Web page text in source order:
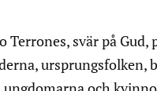
Terrones, svär på
ursprungsfolken,